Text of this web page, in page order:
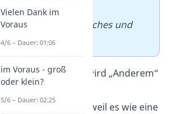
mit,unter
anderem
Sandwiches und
Obst.
Übrigens: Häufig wird „Anderem“
großgeschrieben, weil es wie eine
Vielen Dank im
Voraus
4/6 – Dauer: 01:06
im Voraus - groß
oder klein?
5/6 – Dauer: 02:25